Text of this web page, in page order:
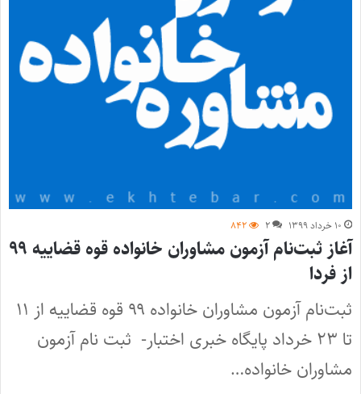
۱۰ خرداد ۱۳۹۹ ۲ ۸۴۲
آغاز ثبت‌نام آزمون مشاوران خانواده قوه قضاییه ۹۹
از فردا
ثبت‌نام آزمون مشاوران خانواده ۹۹ قوه قضاییه از ۱۱
تا ۲۳ خرداد پایگاه خبری اختبار- ثبت نام آزمون
مشاوران خانواده…